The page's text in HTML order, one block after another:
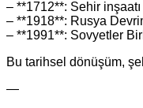
– **1712**: Sehir inşaatı
– **1918**: Rusya
– **1991**: Sovyetler
Bu tarihsel dönüşüm,
—